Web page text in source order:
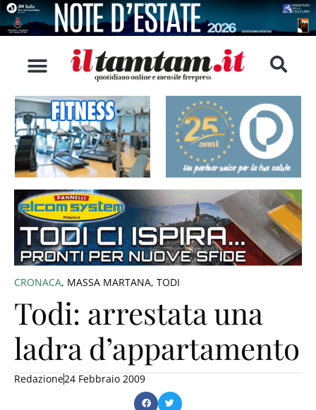
CRONACA, MASSA MARTANA, TODI
Todi: arrestata una
ladra d’appartamento
Redazione24 Febbraio 2009